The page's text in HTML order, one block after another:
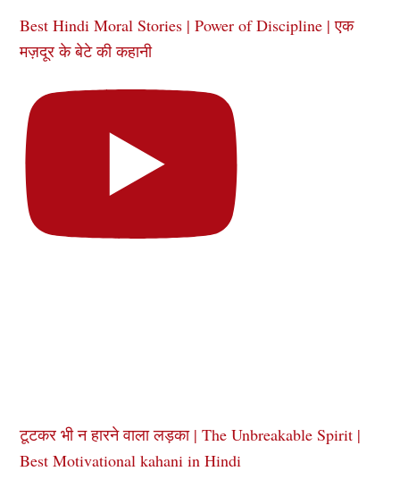
Best Hindi Moral Stories | Power of Discipline | एक
मज़दूर के बेटे की कहानी
टूटकर भी न हारने वाला लड़का | The Unbreakable Spirit |
Best Motivational kahani in Hindi